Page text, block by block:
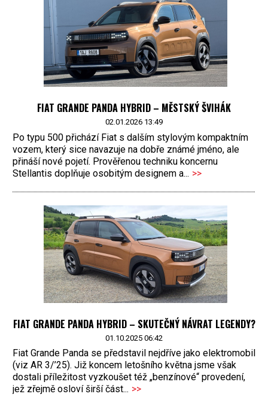
FIAT GRANDE PANDA HYBRID – MĚSTSKÝ ŠVIHÁK
02.01.2026 13:49
Po typu 500 přichází Fiat s dalším stylovým kompaktním
vozem, který sice navazuje na dobře známé jméno, ale
přináší nové pojetí. Prověřenou techniku koncernu
Stellantis doplňuje osobitým designem a... >>
FIAT GRANDE PANDA HYBRID – SKUTEČNÝ NÁVRAT LEGENDY?
01.10.2025 06:42
Fiat Grande Panda se představil nejdříve jako elektromobil
(viz AR 3/’25). Již koncem letošního května jsme však
dostali příležitost vyzkoušet též „benzínové“ provedení,
jež zřejmě osloví širší část... >>